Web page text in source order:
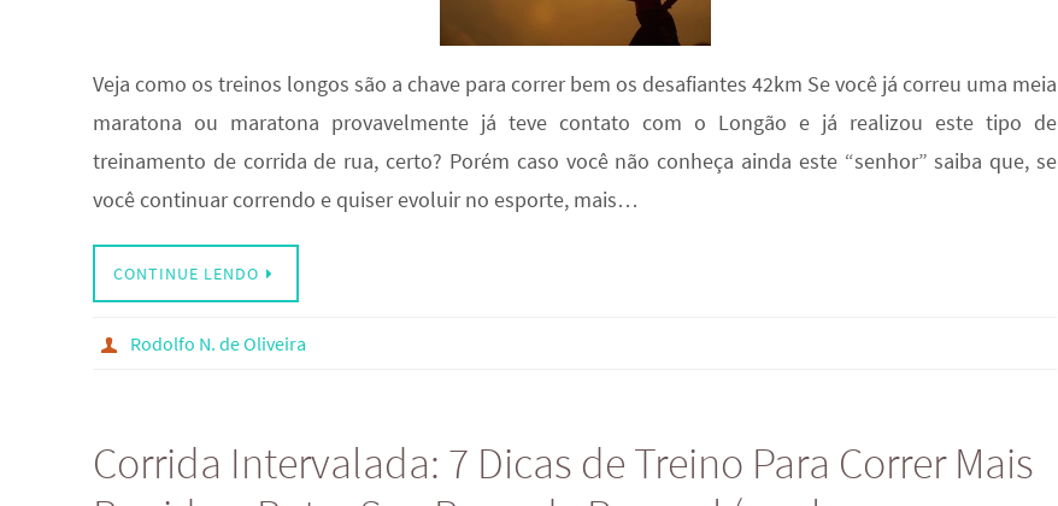
Veja como os treinos longos são a chave para correr bem os desafiantes 42km Se você já correu uma meia
maratona ou maratona provavelmente já teve contato com o Longão e já realizou este tipo de
treinamento de corrida de rua, certo? Porém caso você não conheça ainda este “senhor” saiba que, se
você continuar correndo e quiser evoluir no esporte, mais…
CONTINUE LENDO
Rodolfo N. de Oliveira
Corrida Intervalada: 7 Dicas de Treino Para Correr Mais